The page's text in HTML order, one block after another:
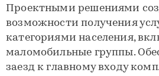
Проектными решениями
возможности получения
категориями населения,
маломобильные группы.
заезд к главному входу